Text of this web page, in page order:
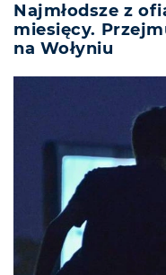
Najmłodsze z
miesięcy.
na Wołyniu